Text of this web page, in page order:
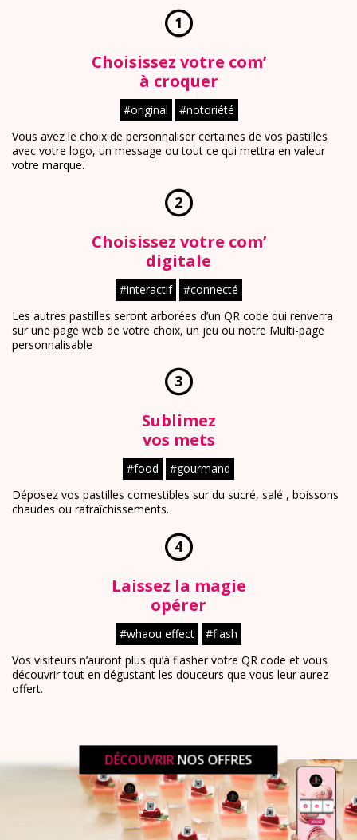
1
Choisissez votre com’
à croquer
#original
#notoriété
Vous avez le choix de personnaliser certaines de vos pastilles
avec votre logo, un message ou tout ce qui mettra en valeur
votre marque.
2
Choisissez votre com’
digitale
#interactif
#connecté
Les autres pastilles seront arborées d’un QR code qui renverra
sur une page web de votre choix, un jeu ou notre Multi-page
personnalisable
3
Sublimez
vos mets
#food
#gourmand
Déposez vos pastilles comestibles sur du sucré, salé , boissons
chaudes ou rafraîchissements.
4
Laissez la magie
opérer
#whaou effect
#flash
Vos visiteurs n’auront plus qu’à flasher votre QR code et vous
découvrir tout en dégustant les douceurs que vous leur aurez
offert.
DÉCOUVRIRNOS OFFRES